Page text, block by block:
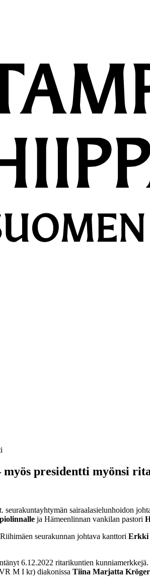
myös presidentti myönsi
seurakuntayhtymän sairaalasielunhoidon
lle ja Hämeenlinnan vankilan pastori
seurakunnan johtava kanttori Erkki
6.12.2022 ritarikuntien
M I kr) diakonissa Tiina Marjatta Kröger